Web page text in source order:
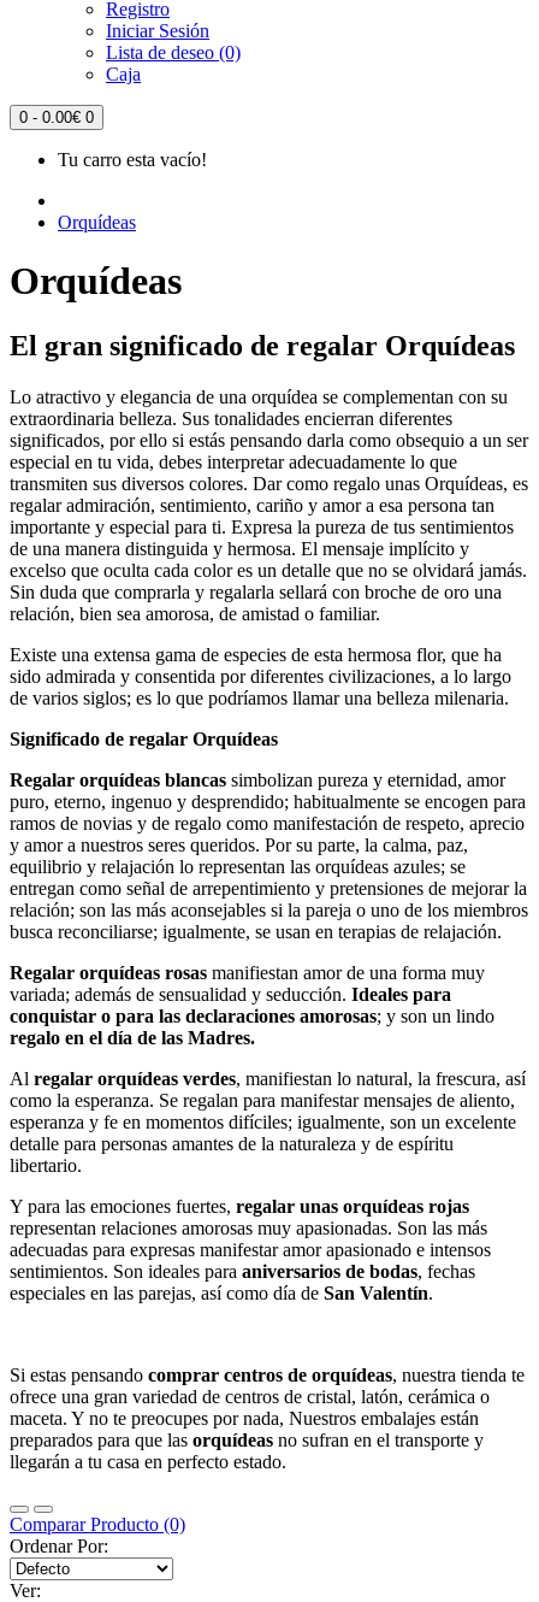
Registro
Iniciar Sesión
Lista de deseo (0)
Caja
0 - 0.00€ 0
Tu carro esta vacío!
Orquídeas
Orquídeas
El gran significado de regalar Orquídeas
Lo atractivo y elegancia de una orquídea se complementan con su
extraordinaria belleza. Sus tonalidades encierran diferentes
significados, por ello si estás pensando darla como obsequio a un ser
especial en tu vida, debes interpretar adecuadamente lo que
transmiten sus diversos colores. Dar como regalo unas Orquídeas, es
regalar admiración, sentimiento, cariño y amor a esa persona tan
importante y especial para ti. Expresa la pureza de tus sentimientos
de una manera distinguida y hermosa. El mensaje implícito y
excelso que oculta cada color es un detalle que no se olvidará jamás.
Sin duda que comprarla y regalarla sellará con broche de oro una
relación, bien sea amorosa, de amistad o familiar.
Existe una extensa gama de especies de esta hermosa flor, que ha
sido admirada y consentida por diferentes civilizaciones, a lo largo
de varios siglos; es lo que podríamos llamar una belleza milenaria.
Significado de regalar Orquídeas
Regalar orquídeas blancas simbolizan pureza y eternidad, amor
puro, eterno, ingenuo y desprendido; habitualmente se encogen para
ramos de novias y de regalo como manifestación de respeto, aprecio
y amor a nuestros seres queridos. Por su parte, la calma, paz,
equilibrio y relajación lo representan las orquídeas azules; se
entregan como señal de arrepentimiento y pretensiones de mejorar la
relación; son las más aconsejables si la pareja o uno de los miembros
busca reconciliarse; igualmente, se usan en terapias de relajación.
Regalar orquídeas rosas manifiestan amor de una forma muy
variada; además de sensualidad y seducción. Ideales para
conquistar o para las declaraciones amorosas; y son un lindo
regalo en el día de las Madres.
Al regalar orquídeas verdes, manifiestan lo natural, la frescura, así
como la esperanza. Se regalan para manifestar mensajes de aliento,
esperanza y fe en momentos difíciles; igualmente, son un excelente
detalle para personas amantes de la naturaleza y de espíritu
libertario.
Y para las emociones fuertes, regalar unas orquídeas rojas
representan relaciones amorosas muy apasionadas. Son las más
adecuadas para expresas manifestar amor apasionado e intensos
sentimientos. Son ideales para aniversarios de bodas, fechas
especiales en las parejas, así como día de San Valentín.
Si estas pensando comprar centros de orquídeas, nuestra tienda te
ofrece una gran variedad de centros de cristal, latón, cerámica o
maceta. Y no te preocupes por nada, Nuestros embalajes están
preparados para que las orquídeas no sufran en el transporte y
llegarán a tu casa en perfecto estado.
Comparar Producto (0)
Ordenar Por:
Ver: